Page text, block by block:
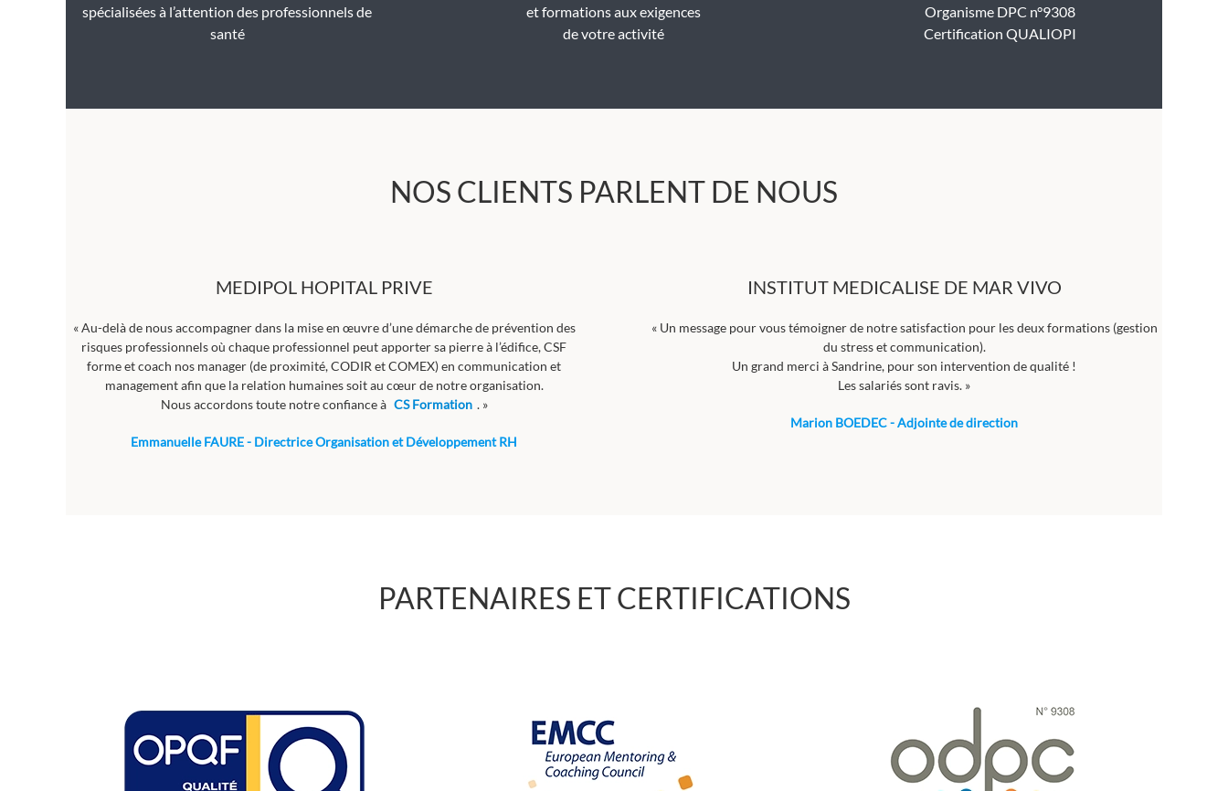
spécialisées à l’attention des professionnels de
santé
et formations aux exigences
de votre activité
Organisme DPC n°9308
Certification QUALIOPI
NOS CLIENTS PARLENT DE NOUS
MEDIPOL HOPITAL PRIVE
« Au-delà de nous accompagner dans la mise en œuvre d’une démarche de prévention des
risques professionnels où chaque professionnel peut apporter sa pierre à l’édifice, CSF
forme et coach nos manager (de proximité, CODIR et COMEX) en communication et
management afin que la relation humaines soit au cœur de notre organisation.
Nous accordons toute notre confiance à CS Formation . »
Emmanuelle FAURE - Directrice Organisation et Développement RH
INSTITUT MEDICALISE DE MAR VIVO
« Un message pour vous témoigner de notre satisfaction pour les deux formations (gestion
du stress et communication).
Un grand merci à Sandrine, pour son intervention de qualité !
Les salariés sont ravis. »
Marion BOEDEC - Adjointe de direction
PARTENAIRES ET CERTIFICATIONS